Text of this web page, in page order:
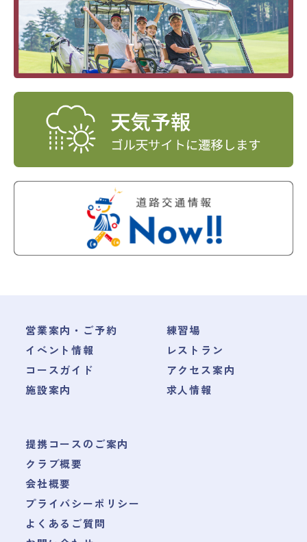
営業案内・ご予約
イベント情報
コースガイド
施設案内
練習場
レストラン
アクセス案内
求人情報
提携コースのご案内
クラブ概要
会社概要
プライバシーポリシー
よくあるご質問